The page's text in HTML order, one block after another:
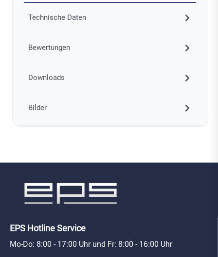
Technische Daten
Bewertungen
Downloads
Bilder
EPS Hotline Service
Mo-Do: 8:00 - 17:00 Uhr und Fr: 8:00 - 16:00 Uhr